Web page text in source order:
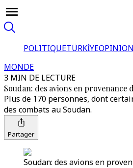
POLITIQUETÜRKİYE
MONDE
3 MIN DE LECTURE
Soudan: des avions en
Plus de 170 personnes, dont
des combats au Soudan.
Partager
Soudan: des avions en